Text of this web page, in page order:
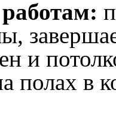
и
полах в